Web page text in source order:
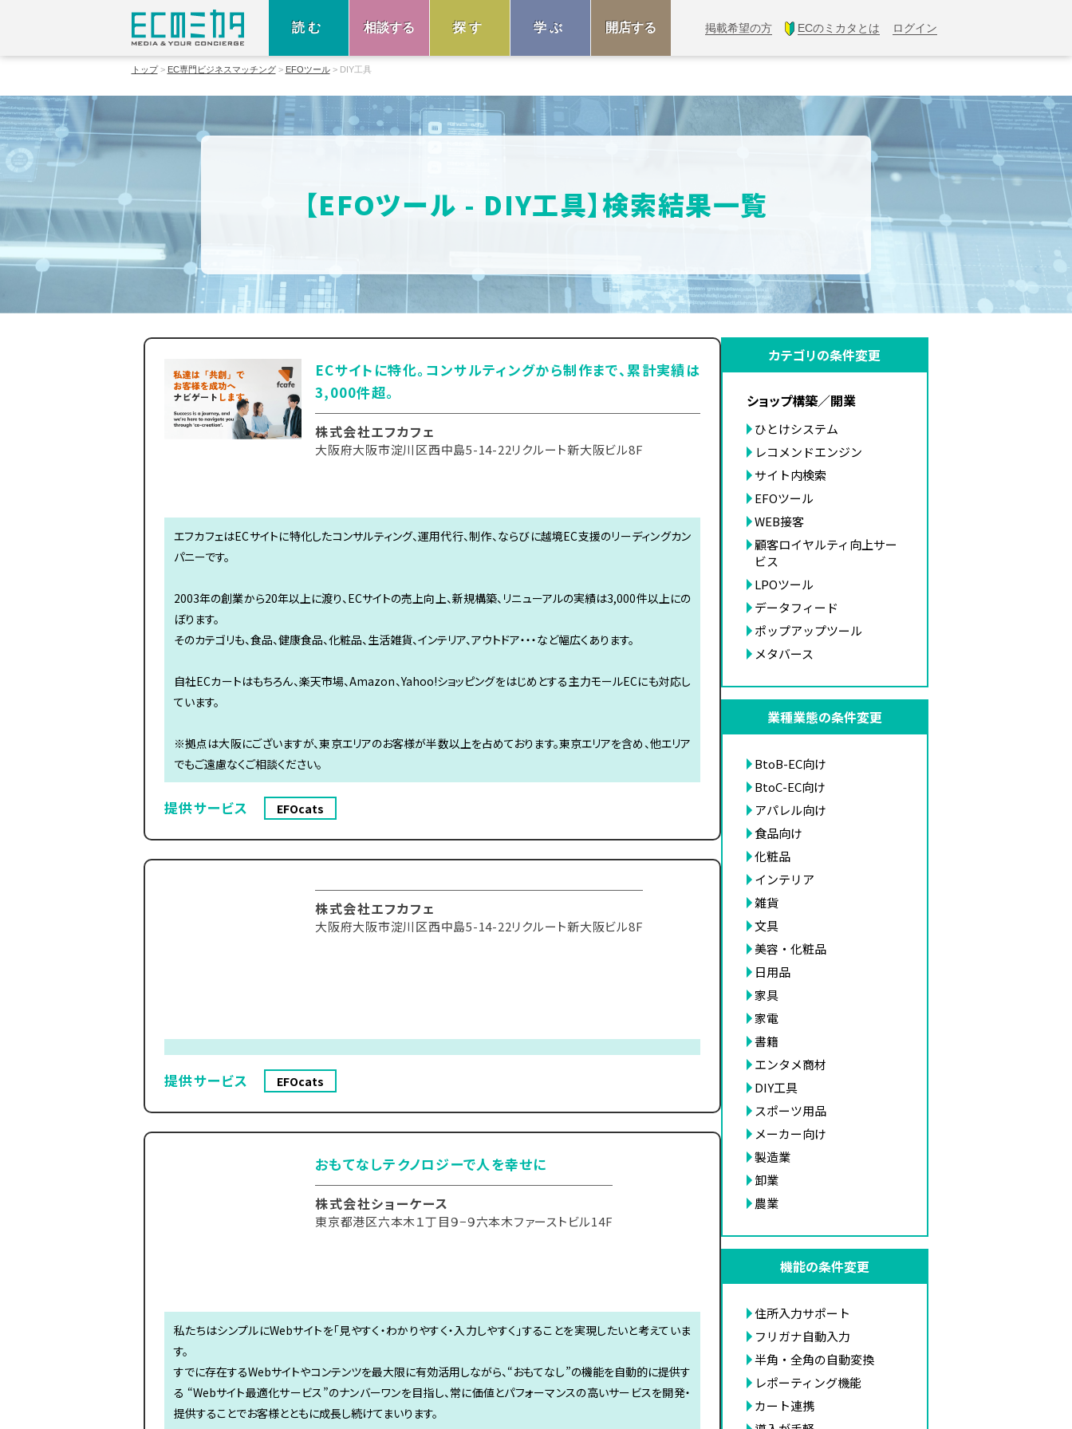
読む 相談する 探す 学ぶ 開店する 掲載希望の方 ECのミカタとは ログイン
トップ EC専門ビジネスマッチング EFOツール DIY工具
【EFOツール - DIY工具】検索結果一覧
ECサイトに特化。コンサルティングから制作まで、累計実績は
3,000件超。
株式会社エフカフェ
大阪府大阪市淀川区西中島5-14-22リクルート新大阪ビル8F
エフカフェはECサイトに特化したコンサルティング、運用代行、制作、ならびに越境EC支援のリーディングカン
パニーです。
2003年の創業から20年以上に渡り、ECサイトの売上向上、新規構築、リニューアルの実績は3,000件以上にの
ぼります。
そのカテゴリも、食品、健康食品、化粧品、生活雑貨、インテリア、アウトドア・・・など幅広くあります。
自社ECカートはもちろん、楽天市場、Amazon、Yahoo!ショッピングをはじめとする主力モールECにも対応し
ています。
※拠点は大阪にございますが、東京エリアのお客様が半数以上を占めております。東京エリアを含め、他エリア
でもご遠慮なくご相談ください。
提供サービス EFOcats
株式会社エフカフェ
大阪府大阪市淀川区西中島5-14-22リクルート新大阪ビル8F
提供サービス EFOcats
おもてなしテクノロジーで人を幸せに
株式会社ショーケース
東京都港区六本木１丁目９−９六本木ファーストビル14F
私たちはシンプルにWebサイトを「見やすく・わかりやすく・入力しやすく」することを実現したいと考えていま
す。
すでに存在するWebサイトやコンテンツを最大限に有効活用しながら、“おもてなし”の機能を自動的に提供す
る “Webサイト最適化サービス”のナンバーワンを目指し、常に価値とパフォーマンスの高いサービスを開発・
提供することでお客様とともに成長し続けてまいります。
カテゴリの条件変更
ショップ構築／開業
ひとけシステム
レコメンドエンジン
サイト内検索
EFOツール
WEB接客
顧客ロイヤルティ向上サー
ビス
LPOツール
データフィード
ポップアップツール
メタバース
業種業態の条件変更
BtoB-EC向け
BtoC-EC向け
アパレル向け
食品向け
化粧品
インテリア
雑貨
文具
美容・化粧品
日用品
家具
家電
書籍
エンタメ商材
DIY工具
スポーツ用品
メーカー向け
製造業
卸業
農業
機能の条件変更
住所入力サポート
フリガナ自動入力
半角・全角の自動変換
レポーティング機能
カート連携